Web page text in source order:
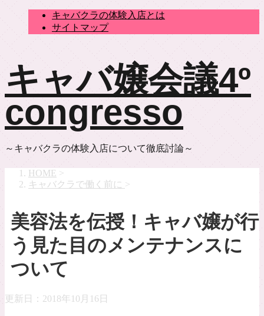
キャバクラの体験入店とは
サイトマップ
キャバ嬢会議4º
congresso
～キャバクラの体験入店について徹底討論～
HOME >
キャバクラで働く前に >
美容法を伝授！キャバ嬢が行
う見た目のメンテナンスに
ついて
更新日： 2018年10月16日